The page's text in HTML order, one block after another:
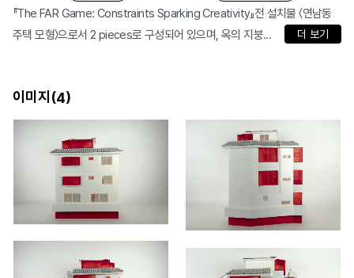
『The FAR Game: Constraints Sparking Creativity』전 설치물 〈연남동
주택 모형〉으로서 2 pieces로 구성되어 있으며, 옥의 지붕...
더 보기
이미지(4)